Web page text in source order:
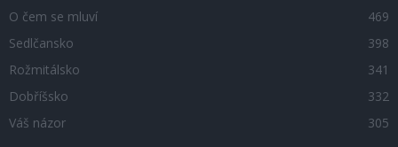
O čem se mluví
469
Sedlčansko
398
Rožmitálsko
341
Dobříšsko
332
Váš názor
305